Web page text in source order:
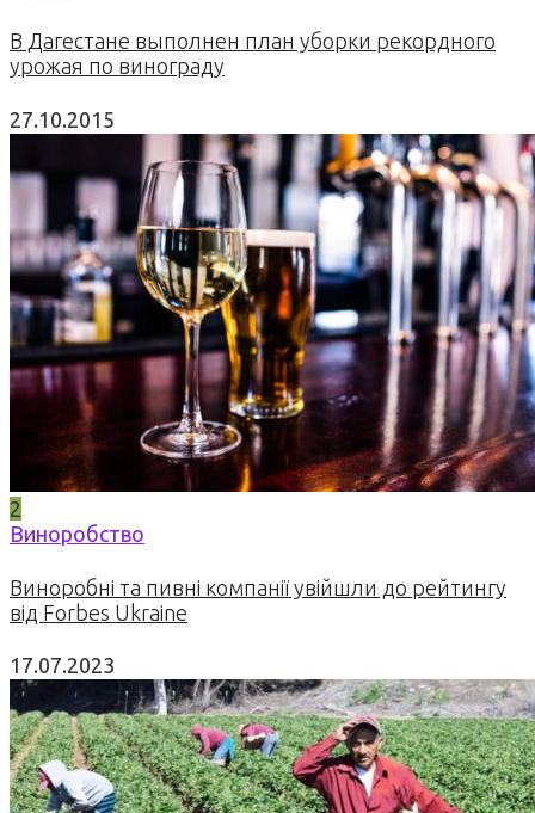
В Дагестане выполнен план уборки рекордного
урожая по винограду
27.10.2015
2
Виноробство
Виноробні та пивні компанії увійшли до рейтингу
від Forbes Ukraine
17.07.2023